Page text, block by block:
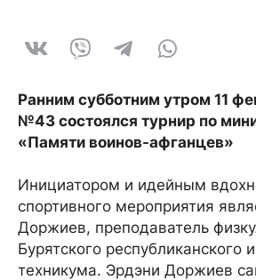
Ранним субботним утром 11
№43 состоялся турнир по
«Памяти воинов-афганцев»
Инициатором и идейным
спортивного мероприятия
Доржиев, преподаватель
Бурятского республиканского
техникума. Эрдэни Доржиев